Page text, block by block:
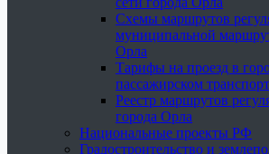
Схемы маршрутов
муниципальной
Орла
Тарифы на проезд в
пассажирском
Реестр маршрутов
города Орла
Национальные проекты РФ
Градостроительство и